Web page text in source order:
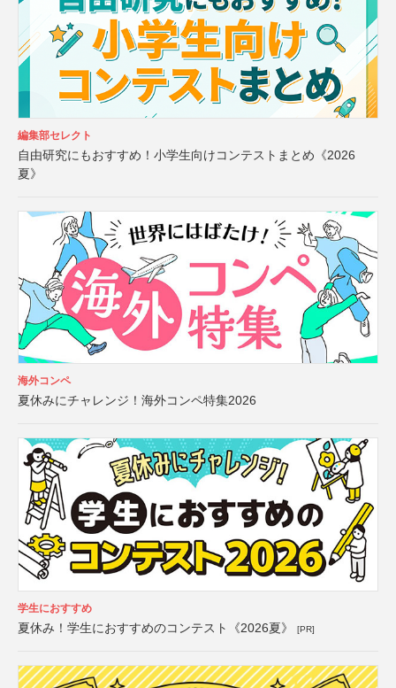
編集部セレクト
自由研究にもおすすめ！小学生向けコンテストまとめ《2026
夏》
海外コンペ
夏休みにチャレンジ！海外コンペ特集2026
学生におすすめ
夏休み！学生におすすめのコンテスト《2026夏》 [PR]